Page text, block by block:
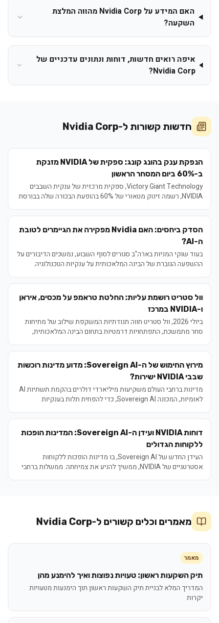
האם המידע על Nvidia Corp מהווה המלצת
השקעה?
איפה רואים חדשות, דוחות ונתונים עדכניים של
Nvidia Corp?
חדשות קשורות ל-Nvidia Corp
הנפקת ענק בהונג קונג: ספקית של NVIDIA מזנקת
ב-60% ביום המסחר הראשון
Victory Giant Technology, ספקית מרכזית של ענקית השבבים
NVIDIA, רשמה זינוק מטאורי של 60% בהופעת הבכורה שלה בבורסת
הסדק ביחסים: האם Nvidia מפקירה את הגיימרים לטובת
ה-AI?
בעוד שוקי המניות בארה"ב סגורים לסוף השבוע, נמשכים הדיבורים על
ההשפעה הגוברת של הבינה המלאכותית על ענקיות הטכנולוגיה.
הגיימרים, וכעת נראה שהיא מפנה לה עורף לטובת שבבי AI רווחיים
יותר. האם מדובר בבגידה או באבולוציה טבעית של שוק הטכנולוגיה?
וול סטריט רושמת עליות: החלטת טראמפ על מכסים, איראן
ו-NVIDIA במרכז
ביולי 2026, וול סטריט חווה תנודתיות המשקפת שילוב של מתיחות
סחר מתמשכת, התפתחויות דרמטיות בתחום הבינה המלאכותית,
חברות כמו NVIDIA, נשארים תחת מעקב צמוד, בעוד שוקי האנרגיה
מושפעים מהמצב הגיאופוליטי. המשקיעים מנווטים בין הזדמנויות
צמיחה לסיכונים גלובליים.
מירוץ החימוש של ה-Sovereign AI: מדוע מדינות רוכשות
שבבי NVIDIA ישירות?
מדינות ברחבי העולם משקיעות מיליארדי דולרים בהקמת תשתיות AI
לאומיות, המכונה Sovereign AI, כדי להפחית תלות בענקיות
ביקוש קשיח וארוך טווח לשבבי NVIDIA, ומשנה את מבנה הלקוחות
של החברה מעבר למגזר העסקי המסורתי.
דוחות NVIDIA ועידן ה-Sovereign AI: המדינות הופכות
ללקוחות הגדולים
העידן החדש של Sovereign AI, בו מדינות הופכות ללקוחות
אסטרטגיים של NVIDIA, ממשיך להניע את צמיחתה. ממשלות ברחבי
מאמרים וכלים קשורים ל-Nvidia Corp
מאמר
תיק השקעות ראשון: טעויות נפוצות ואיך להימנע מהן
המדריך המלא לבניית תיק השקעות ראשון תוך הימנעות מטעויות
יקרות